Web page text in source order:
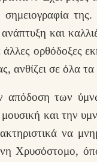
της.
και
ορθόδοξες
ανθίζει σε όλα
απόδοση των
και την
να
Χρυσόστομο,